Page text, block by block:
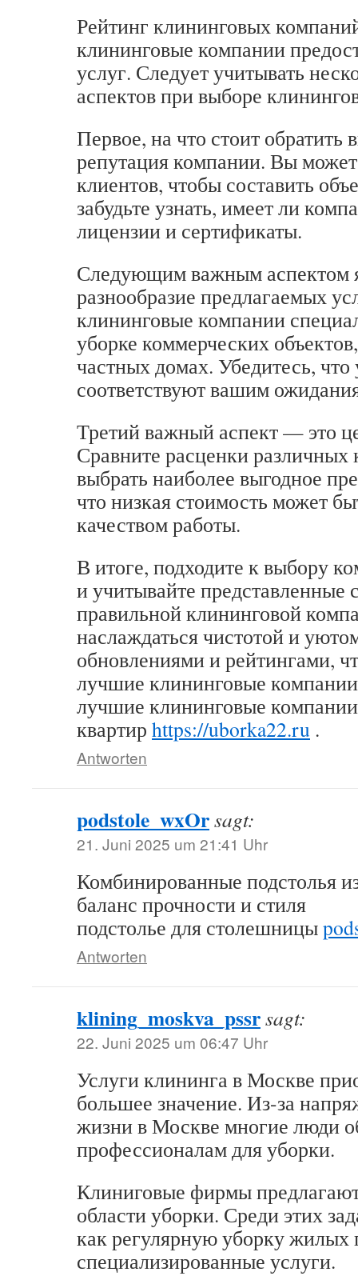
Рейтинг клининговых
клининговые компании
услуг. Следует учитывать
аспектов при выборе
Первое, на что стоит обратить
репутация компании. Вы
клиентов, чтобы составить
забудьте узнать, имеет ли
лицензии и сертификаты.
Следующим важным аспектом
разнообразие предлагаемых
клининговые компании
уборке коммерческих
частных домах. Убедитесь,
соответствуют вашим
Третий важный аспект — это
Сравните расценки
выбрать наиболее выгодное
что низкая стоимость может
качеством работы.
В итоге, подходите к выбору
и учитывайте представленные
правильной клининговой
наслаждаться чистотой и
обновлениями и рейтингами,
лучшие клининговые
лучшие клининговые
квартир https://uborka22.ru .
Antworten
podstole_wxOrsagt:
21. Juni 2025 um 21:41 Uhr
Комбинированные подстолья
баланс прочности и стиля
подстолье для столешницы
Antworten
klining_moskva_pssrsagt:
22. Juni 2025 um 06:47 Uhr
Услуги клининга в Москве
большее значение. Из-за
жизни в Москве многие люди
профессионалам для уборки.
Клиниговые фирмы
области уборки. Среди этих
как регулярную уборку
специализированные услуги.